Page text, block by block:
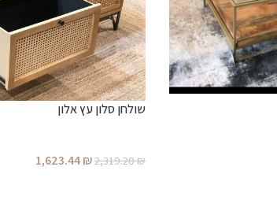
שולחן סלון עץ אלון
2,319.20₪
1,623.44₪